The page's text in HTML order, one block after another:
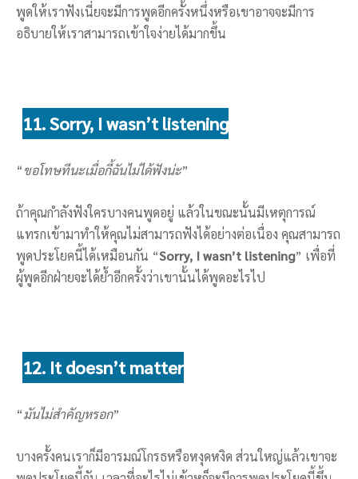
พูดให้เราฟังเนี่ยจะมีการพูดอีกครั้งหนึ่งหรือเขาอาจจะมีการ
อธิบายให้เราสามารถเข้าใจง่ายได้มากขึ้น
11. Sorry, I wasn’t listening
“ขอโทษทีนะเมื่อกี้ฉันไม่ได้ฟังน่ะ”
ถ้าคุณกำลังฟังใครบางคนพูดอยู่ แล้วในขณะนั้นมีเหตุการณ์
แทรกเข้ามาทำให้คุณไม่สามารถฟังได้อย่างต่อเนื่อง คุณสามารถ
พูดประโยคนี้ได้เหมือนกัน “Sorry, I wasn’t listening” เพื่อที่
ผู้พูดอีกฝ่ายจะได้ย้ำอีกครั้งว่าเขานั้นได้พูดอะไรไป
12. It doesn’t matter
“มันไม่สำคัญหรอก”
บางครั้งคนเราก็มีอารมณ์โกรธหรือหงุดหงิด ส่วนใหญ่แล้วเขาจะ